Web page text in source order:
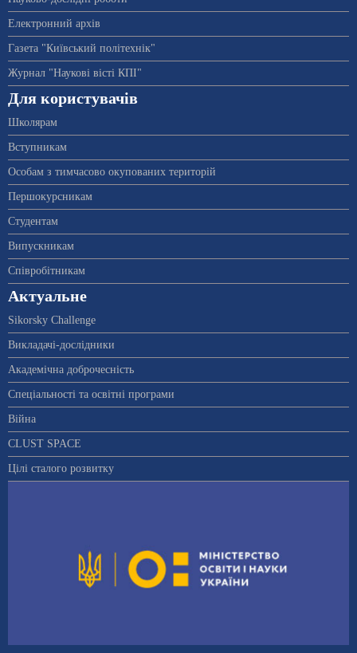
Електронний архів
Газета "Київський політехнік"
Журнал "Наукові вісті КПІ"
Для користувачів
Школярам
Вступникам
Особам з тимчасово окупованих територій
Першокурсникам
Студентам
Випускникам
Співробітникам
Актуальне
Sikorsky Challenge
Викладачі-дослідники
Академічна доброчесність
Спеціальності та освітні програми
Війна
CLUST SPACE
Цілі сталого розвитку